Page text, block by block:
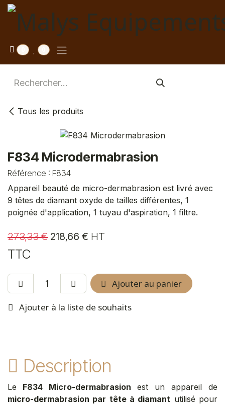
Se rendre au contenu
Tous les produits
F834 Microdermabrasion
Référence : F834
Appareil beauté de micro-dermabrasion est livré avec
9 têtes de diamant oxyde de tailles différentes, 1
poignée d'application, 1 tuyau d'aspiration, 1 filtre.
273,33€ 218,66 € HT
TTC
Ajouter au panier
Ajouter à la liste de souhaits
Description
Le F834 Micro-dermabrasion
est un appareil de
micro-dermabrasion par tête à diamant utilisé pour